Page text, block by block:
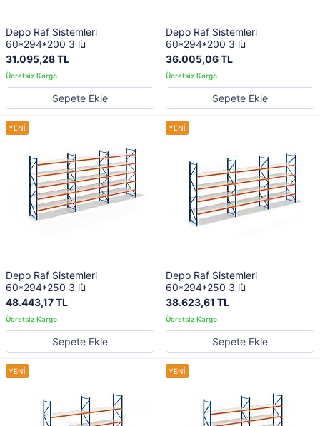
Depo Raf Sistemleri
60*294*200 3 lü
31.095,28 TL
Sepete Ekle
Depo Raf Sistemleri
60*294*200 3 lü
36.005,06 TL
Sepete Ekle
Depo Raf Sistemleri
60*294*250 3 lü
48.443,17 TL
Sepete Ekle
Depo Raf Sistemleri
60*294*250 3 lü
38.623,61 TL
Sepete Ekle